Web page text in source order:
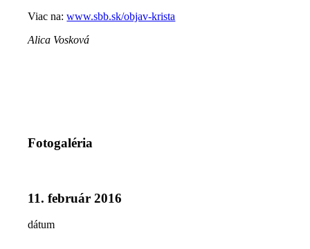
Viac na:www.sbb.sk/objav-krista
Alica Vosková
Fotogaléria
11. február 2016
dátum